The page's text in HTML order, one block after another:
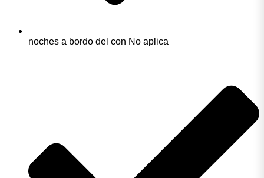
noches a bordo del con No aplica